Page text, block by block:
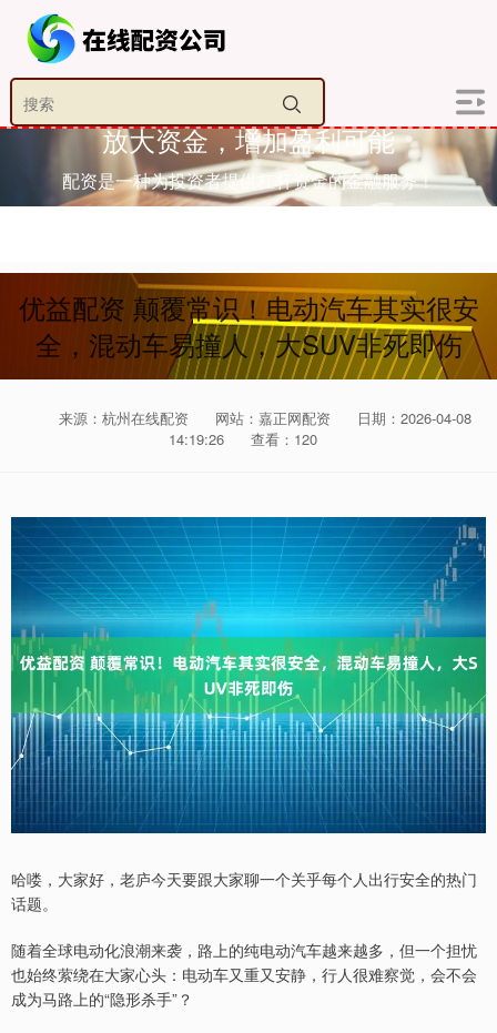
放大资金，增加盈利可能
配资是一种为投资者提供杠杆资金的金融服务！
优益配资 颠覆常识！电动汽车其实很安
全，混动车易撞人，大SUV非死即伤
来源：杭州在线配资 网站：嘉正网配资
日期：2026-04-08
14:19:26
查看：120
哈喽，大家好，老庐今天要跟大家聊一个关乎每个人出行安全的热门
话题。
随着全球电动化浪潮来袭，路上的纯电动汽车越来越多，但一个担忧
也始终萦绕在大家心头：电动车又重又安静，行人很难察觉，会不会
成为马路上的“隐形杀手”？